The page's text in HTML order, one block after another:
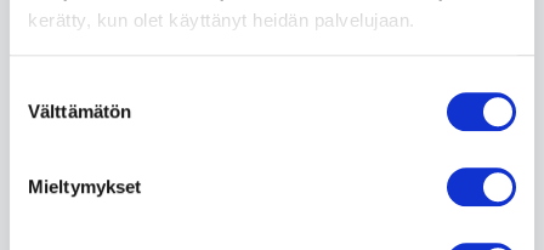
kerätty, kun olet käyttänyt heidän palvelujaan.
valinta
Välttämätön
Mieltymykset